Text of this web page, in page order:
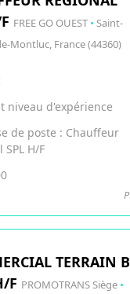
FREE GO OUEST • Saint-
Montluc, France (44360)
niveau d'expérience
de poste : Chauffeur
SPL H/F
TERRAIN B
F PROMOTRANS Siège •